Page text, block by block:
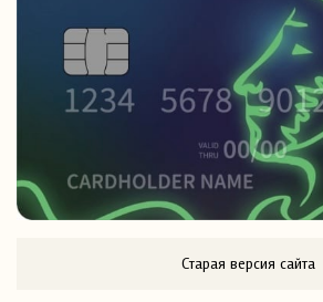
Старая версия сайта